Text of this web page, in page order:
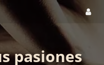
pasiones